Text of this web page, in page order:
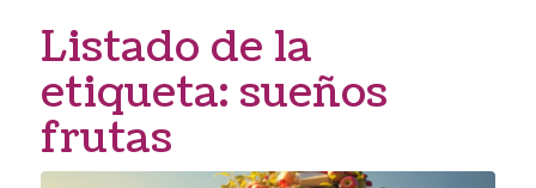
Listado de la
etiqueta: sueños
frutas